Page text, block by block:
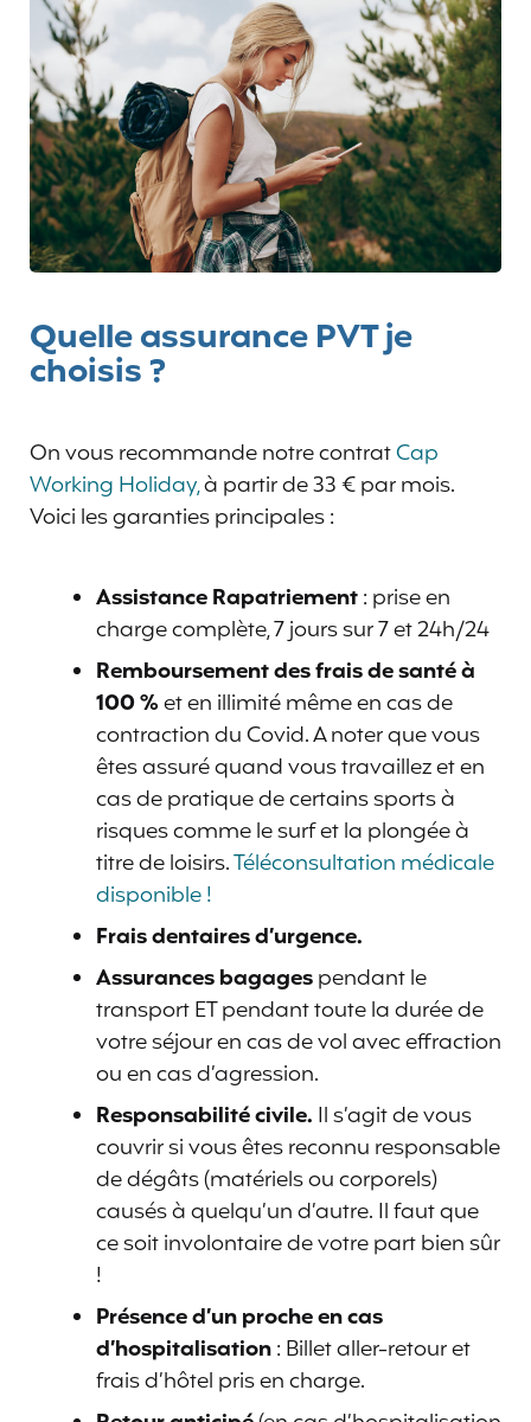
Quelle assurance PVT je
choisis ?
On vous recommande notre contratCap
Working Holiday,à partir de 33 € par mois.
Voici les garanties principales :
Assistance Rapatriement: prise en
charge complète, 7 jours sur 7 et 24h/24
Remboursement des frais de santé à
100 %et en illimité même en cas de
contraction du Covid. A noter que vous
êtes assuré quand vous travaillez et en
cas de pratique de certains sports à
risques comme le surf et la plongée à
titre de loisirs.Téléconsultation médicale
disponible !
Frais dentaires d’urgence.
Assurances bagagespendant le
transport ET pendant toute la durée de
votre séjour en cas de vol avec effraction
ou en cas d’agression.
Responsabilité civile. Il s’agit de vous
couvrir si vous êtes reconnu responsable
de dégâts (matériels ou corporels)
causés à quelqu’un d’autre. Il faut que
ce soit involontaire de votre part bien sûr
!
Présence d’un proche en cas
d’hospitalisation: Billet aller-retour et
frais d’hôtel pris en charge.